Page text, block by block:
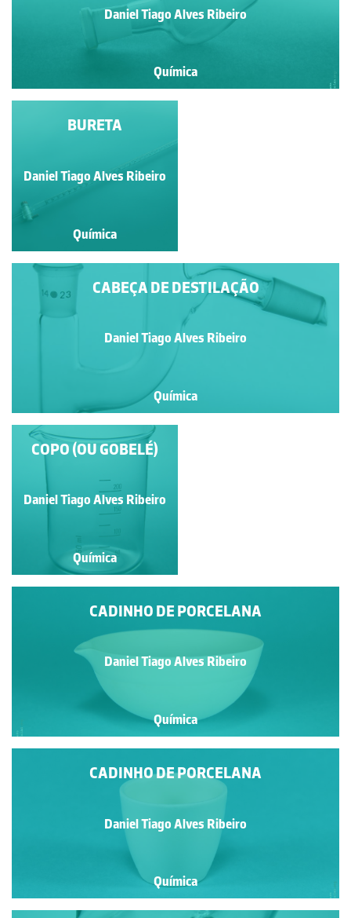
Daniel Tiago Alves Ribeiro
Química
BALÃO
Daniel Tiago Alves Ribeiro
Química
BURETA
Daniel Tiago Alves Ribeiro
Química
CABEÇA DE DESTILAÇÃO
Daniel Tiago Alves Ribeiro
Química
CABEÇA DE
DESTILAÇÃO
Daniel Tiago Alves Ribeiro
Química
CADINHO DE PORCELANA
Daniel Tiago Alves Ribeiro
Química
CADINHO DE PORCELANA
Daniel Tiago Alves Ribeiro
Química
COPO (OU GOBELÉ)
Daniel Tiago Alves Ribeiro
Química